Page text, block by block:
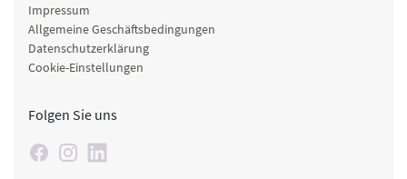
Impressum
Allgemeine Geschäftsbedingungen
Datenschutzerklärung
Cookie-Einstellungen
Folgen Sie uns